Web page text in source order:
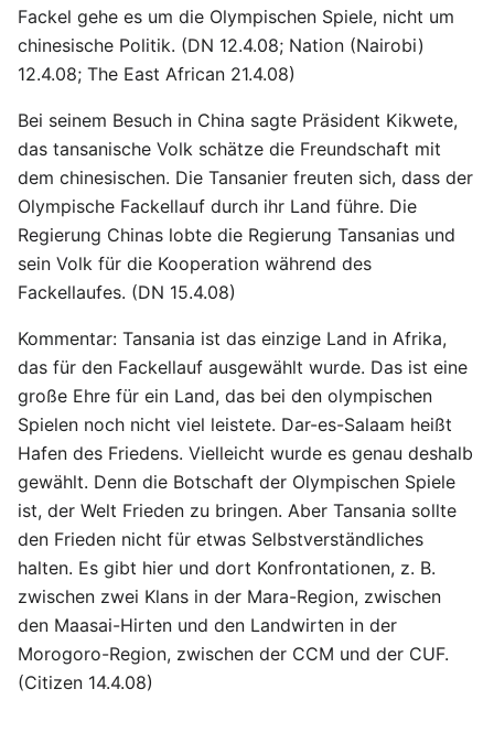
Fackel gehe es um die Olympischen Spiele, nicht um
chinesische Politik. (DN 12.4.08; Nation (Nairobi)
12.4.08; The East African 21.4.08)
Bei seinem Besuch in China sagte Präsident Kikwete,
das tansanische Volk schätze die Freundschaft mit
dem chinesischen. Die Tansanier freuten sich, dass der
Olympische Fackellauf durch ihr Land führe. Die
Regierung Chinas lobte die Regierung Tansanias und
sein Volk für die Kooperation während des
Fackellaufes. (DN 15.4.08)
Kommentar: Tansania ist das einzige Land in Afrika,
das für den Fackellauf ausgewählt wurde. Das ist eine
große Ehre für ein Land, das bei den olympischen
Spielen noch nicht viel leistete. Dar-es-Salaam heißt
Hafen des Friedens. Vielleicht wurde es genau deshalb
gewählt. Denn die Botschaft der Olympischen Spiele
ist, der Welt Frieden zu bringen. Aber Tansania sollte
den Frieden nicht für etwas Selbstverständliches
halten. Es gibt hier und dort Konfrontationen, z. B.
zwischen zwei Klans in der Mara-Region, zwischen
den Maasai-Hirten und den Landwirten in der
Morogoro-Region, zwischen der CCM und der CUF.
(Citizen 14.4.08)